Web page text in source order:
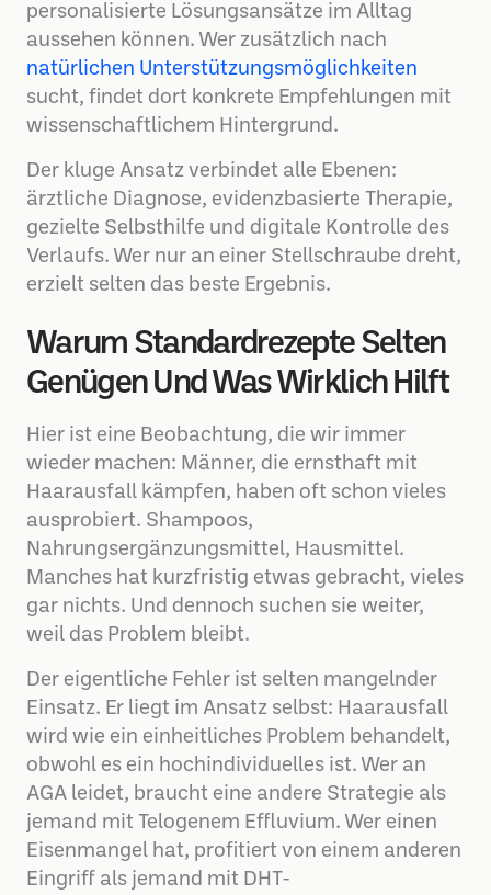
personalisierte Lösungsansätze im Alltag
aussehen können. Wer zusätzlich nach
natürlichen Unterstützungsmöglichkeiten
sucht, findet dort konkrete Empfehlungen mit
wissenschaftlichem Hintergrund.
Der kluge Ansatz verbindet alle Ebenen:
ärztliche Diagnose, evidenzbasierte Therapie,
gezielte Selbsthilfe und digitale Kontrolle des
Verlaufs. Wer nur an einer Stellschraube dreht,
erzielt selten das beste Ergebnis.
Warum Standardrezepte Selten
Genügen Und Was Wirklich Hilft
Hier ist eine Beobachtung, die wir immer
wieder machen: Männer, die ernsthaft mit
Haarausfall kämpfen, haben oft schon vieles
ausprobiert. Shampoos,
Nahrungsergänzungsmittel, Hausmittel.
Manches hat kurzfristig etwas gebracht, vieles
gar nichts. Und dennoch suchen sie weiter,
weil das Problem bleibt.
Der eigentliche Fehler ist selten mangelnder
Einsatz. Er liegt im Ansatz selbst: Haarausfall
wird wie ein einheitliches Problem behandelt,
obwohl es ein hochindividuelles ist. Wer an
AGA leidet, braucht eine andere Strategie als
jemand mit Telogenem Effluvium. Wer einen
Eisenmangel hat, profitiert von einem anderen
Eingriff als jemand mit DHT-